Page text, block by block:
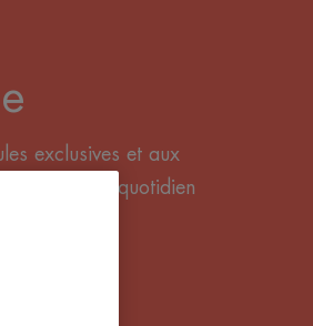
exclusives et aux
Un usage quotidien